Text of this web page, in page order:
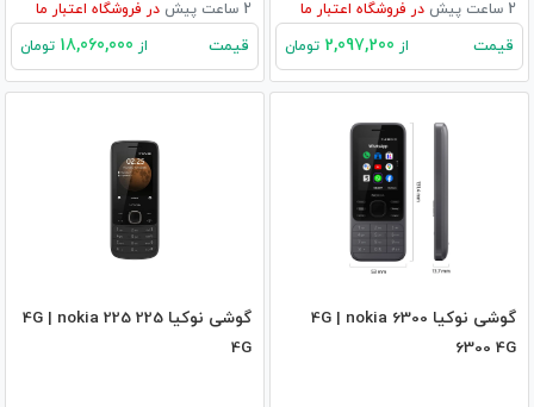
2 ساعت پیش در فروشگاه اعتبار ما
قیمت از تومان
2 ساعت پیش در فروشگاه اعتبار ما
قیمت از تومان
گوشی نوکیا 6300 4G | nokia
6300 4G
گوشی نوکیا 225 4G | nokia 225
4G